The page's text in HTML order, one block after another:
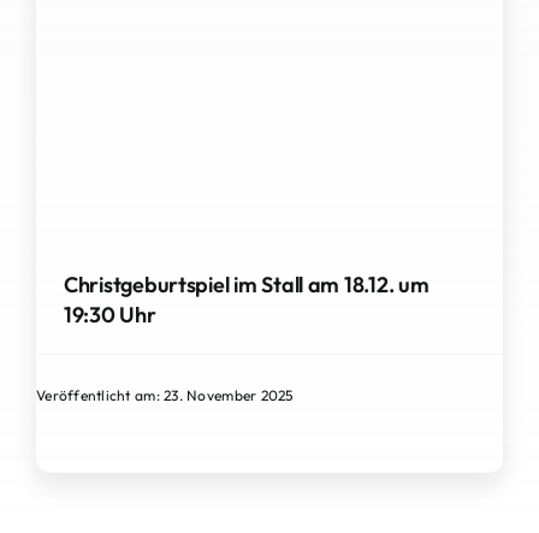
Christgeburtspiel im Stall am 18.12. um
19:30 Uhr
Veröffentlicht am: 23. November 2025